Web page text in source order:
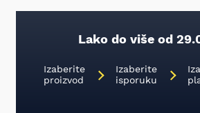
Lako do više od
Izaberite
proizvod
Izaberite
isporuku